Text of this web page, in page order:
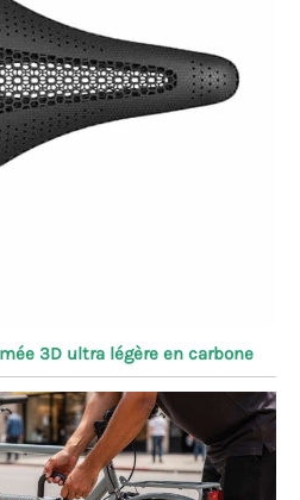
3D ultra légère en carbone